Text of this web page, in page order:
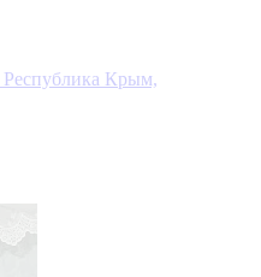
Республика Крым,